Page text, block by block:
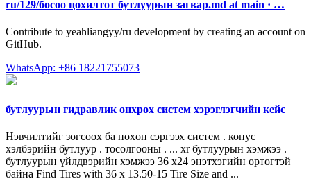
ru/129/босоо цохилтот бутлуурын загвар.md at main · …
Contribute to yeahliangyy/ru development by creating an account on
GitHub.
WhatsApp: +86 18221755073
бутлуурын гидравлик өнхрөх систем хэрэглэгчийн кейс
Нэвчилтийг зогсоох ба нөхөн сэргээх систем . конус
хэлбэрийн бутлуур . тосолгооны . ... xr бутлуурын хэмжээ .
бутлуурын үйлдвэрийн хэмжээ 36 x24 энэтхэгийн өртөгтэй
байна Find Tires with 36 x 13.50-15 Tire Size and ...